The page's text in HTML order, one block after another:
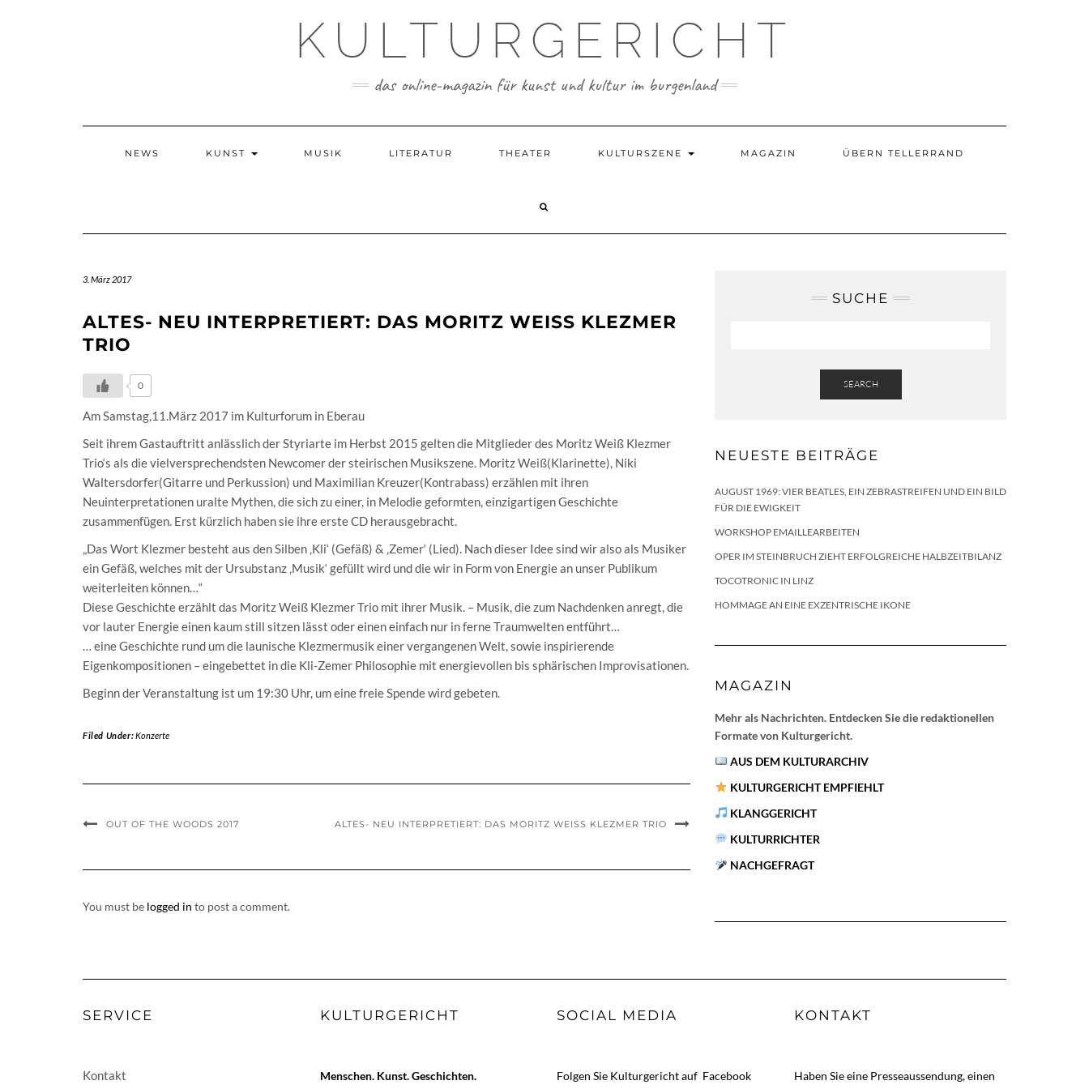
KULTURGERICHT
das online-magazin für kunst und kultur im burgenland
NEWS KUNST MUSIK LITERATUR THEATER KULTURSZENE MAGAZIN ÜBERN TELLERRAND
3. März 2017
ALTES- NEU INTERPRETIERT: DAS MORITZ WEISS KLEZMER T
RIO
0
Am Samstag,11.März 2017 im Kulturforum in Eberau
Seit ihrem Gastauftritt anlässlich der Styriarte im Herbst 2015 gelten die Mitglieder des Moritz Weiß Klezmer
Trio‘s als die vielversprechendsten Newcomer der steirischen Musikszene. Moritz Weiß(Klarinette), Niki
Waltersdorfer(Gitarre und Perkussion) und Maximilian Kreuzer(Kontrabass) erzählen mit ihren
Neuinterpretationen uralte Mythen, die sich zu einer, in Melodie geformten, einzigartigen Geschichte
zusammenfügen. Erst kürzlich haben sie ihre erste CD herausgebracht.
„Das Wort Klezmer besteht aus den Silben ‚Kli‘ (Gefäß) & ‚Zemer‘ (Lied). Nach dieser Idee sind wir also als Musiker
ein Gefäß, welches mit der Ursubstanz ‚Musik‘ gefüllt wird und die wir in Form von Energie an unser Publikum
weiterleiten können…“
Diese Geschichte erzählt das Moritz Weiß Klezmer Trio mit ihrer Musik. – Musik, die zum Nachdenken anregt, die
vor lauter Energie einen kaum still sitzen lässt oder einen einfach nur in ferne Traumwelten entführt…
… eine Geschichte rund um die launische Klezmermusik einer vergangenen Welt, sowie inspirierende
Eigenkompositionen – eingebettet in die Kli-Zemer Philosophie mit energievollen bis sphärischen Improvisationen.
Beginn der Veranstaltung ist um 19:30 Uhr, um eine freie Spende wird gebeten.
Filed Under:Konzerte
OUT OF THE WOODS 2017 ALTES- NEU INTERPRETIERT: DAS MORITZ WEISS KLEZMER TRIO
You must be logged in to post a comment.
SUCHE
SEARCH
NEUESTE BEITRÄGE
AUGUST 1969: VIER BEATLES, EIN ZEBRASTREIFEN UND EIN BILD
FÜR DIE EWIGKEIT
WORKSHOP EMAILLEARBEITEN
OPER IM STEINBRUCH ZIEHT ERFOLGREICHE HALBZEITBILANZ
TOCOTRONIC IN LINZ
HOMMAGE AN EINE EXZENTRISCHE IKONE
MAGAZIN
Mehr als Nachrichten. Entdecken Sie die redaktionellen
Formate von Kulturgericht.
AUS DEM KULTURARCHIV
KULTURGERICHT EMPFIEHLT
KLANGGERICHT
KULTURRICHTER
NACHGEFRAGT
SERVICE
Kontakt
KULTURGERICHT
Menschen. Kunst. Geschichten.
SOCIAL MEDIA
Folgen Sie Kulturgericht auf Facebook
KONTAKT
Haben Sie eine Presseaussendung, einen